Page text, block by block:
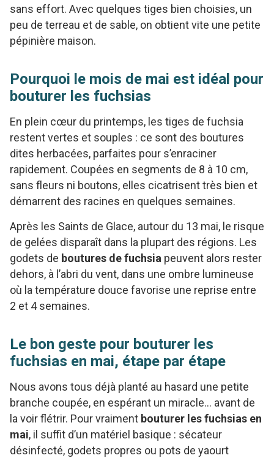
sans effort. Avec quelques tiges bien choisies, un
peu de terreau et de sable, on obtient vite une petite
pépinière maison.
Pourquoi le mois de mai est idéal pour
bouturer les fuchsias
En plein cœur du printemps, les tiges de fuchsia
restent vertes et souples : ce sont des boutures
dites herbacées, parfaites pour s’enraciner
rapidement. Coupées en segments de 8 à 10 cm,
sans fleurs ni boutons, elles cicatrisent très bien et
démarrent des racines en quelques semaines.
Après les Saints de Glace, autour du 13 mai, le risque
de gelées disparaît dans la plupart des régions. Les
godets de boutures de fuchsia peuvent alors rester
dehors, à l’abri du vent, dans une ombre lumineuse
où la température douce favorise une reprise entre
2 et 4 semaines.
Le bon geste pour bouturer les
fuchsias en mai, étape par étape
Nous avons tous déjà planté au hasard une petite
branche coupée, en espérant un miracle… avant de
la voir flétrir. Pour vraiment bouturer les fuchsias en
mai, il suffit d’un matériel basique : sécateur
désinfecté, godets propres ou pots de yaourt